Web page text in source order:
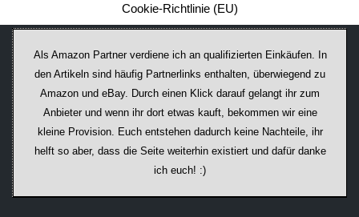
Cookie-Richtlinie (EU)
Als Amazon Partner verdiene ich an qualifizierten Einkäufen. In
den Artikeln sind häufig Partnerlinks enthalten, überwiegend zu
Amazon und eBay. Durch einen Klick darauf ge­lan­gt ihr zum
Anbieter und wenn ihr dort etwas kauft, bekommen wir ei­ne
kleine Provision. Euch entstehen dadurch keine Nachteile, ihr
helft so aber, dass die Seite weiterhin existiert und dafür danke
ich euch! :)